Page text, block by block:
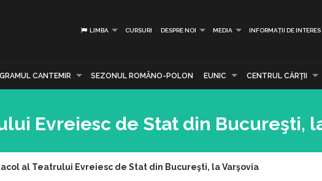
LIMBA CURSURI DESPRE NOI MEDIA INFORMAȚII DE
CANTEMIR SEZONUL ROMÂNO-POLON EUNIC CENTRUL CĂRŢII
Evreiesc de Stat din Bucureşti,
al Teatrului Evreiesc de Stat din Bucureşti, la Varşovia